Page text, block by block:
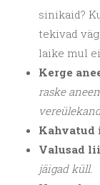
sinikaid?
tekivad
laike mul
Kerge
raske
Kahvatud
Valusad
jäigad küll.